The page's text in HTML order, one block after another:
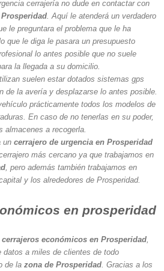
cerrajería no dude en contactar con
. Aquí le atenderá un verdadero
le preguntara el problema que le ha
que le diga le pasara un presupuesto
lo antes posible que no suele
la llegada a su domicilio.
suelen estar dotados sistemas gps
de la avería y desplazarse lo antes posible.
prácticamente todos los modelos de
En caso de no tenerlas en su poder,
almacenes a recogerla.
uncerrajero de urgencia en Prosperidad
más cercano ya que trabajamos en
, pero además también trabajamos en
y los alrededores de Prosperidad.
en prosperidad
cerrajeros económicos en Prosperidad
datos a miles de clientes de todo
de la zona de Prosperidad . Gracias a los